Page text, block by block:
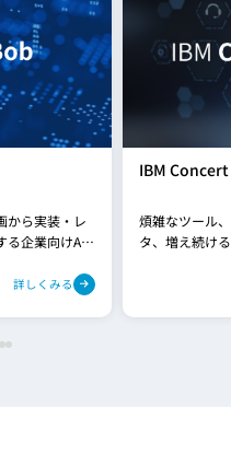
から実装・レ
る企業向けAI
詳しくみる
IBM Concert
煩雑なツール
タ、増え続け